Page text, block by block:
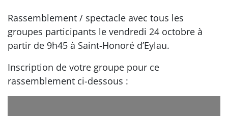
Rassemblement / spectacle avec tous les
groupes participants le vendredi 24 octobre à
partir de 9h45 à Saint-Honoré d’Eylau.
Inscription de votre groupe pour ce
rassemblement ci-dessous :